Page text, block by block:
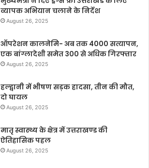
व्यापक अभियान चलाने के निर्देश
August 26, 2025
ऑपरेशन कालनेमि- अब तक 4000 सत्यापन,
एक बांग्लादेशी समेत 300 से अधिक गिरफ्तार
August 26, 2025
हल्द्वानी में भीषण सड़क हादसा, तीन की मौत,
दो घायल
August 26, 2025
मातृ स्वास्थ्य के क्षेत्र में उत्तराखण्ड की
ऐतिहासिक पहल
August 26, 2025